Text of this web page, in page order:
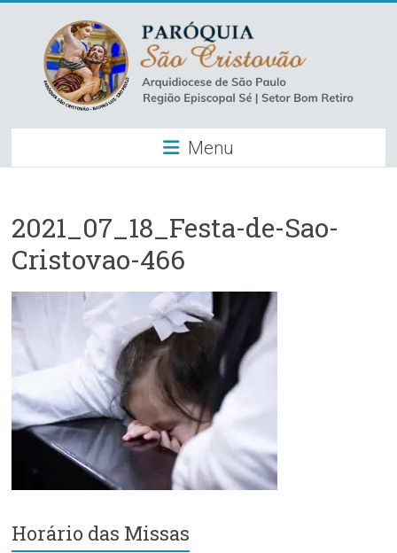
content
Paróquia
São
–
Luz
Arquidiocese
de
São
Paulo
Região
Episcopal
Setor
Retiro
Menu
2021_07_18_Festa-de-Sao-
Cristovao-466
Horário das Missas